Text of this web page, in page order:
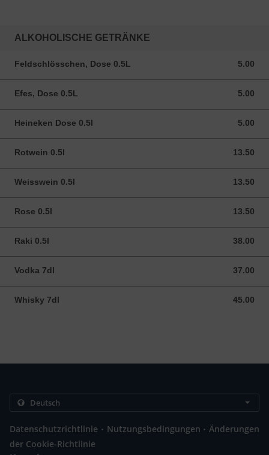
ALKOHOLISCHE GETRÄNKE
Feldschlösschen, Dose 0.5L 5.00
5.00 CHF
Efes, Dose 0.5L 5.00
5.00 CHF
Heineken Dose 0.5l 5.00
5.00 CHF
Rotwein 0.5l 13.50
13.50 CHF
Weisswein 0.5l 13.50
13.50 CHF
Rose 0.5l 13.50
13.50 CHF
Raki 0.5l 38.00
38.00 CHF
Vodka 7dl 37.00
37.00 CHF
Whisky 7dl 45.00
45.00 CHF
Datenschutzrichtlinie . Nutzungsbedingungen . Änderungen
der Cookie-Richtlinie